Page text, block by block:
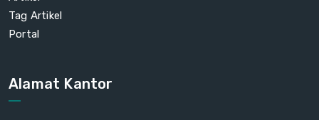
Tag Artikel
Portal
Alamat Kantor